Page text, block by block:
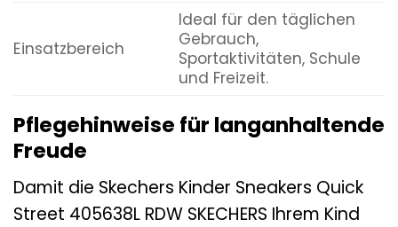
Einsatzbereich
Ideal für den täglichen
Gebrauch,
Sportaktivitäten, Schule
und Freizeit.
Pflegehinweise für langanhaltende
Freude
Damit die Skechers Kinder Sneakers Quick
Street 405638L RDW SKECHERS Ihrem Kind